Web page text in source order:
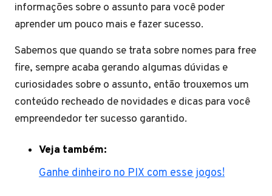
informações sobre o assunto para você poder
aprender um pouco mais e fazer sucesso.
Sabemos que quando se trata sobre nomes para free
fire, sempre acaba gerando algumas dúvidas e
curiosidades sobre o assunto, então trouxemos um
conteúdo recheado de novidades e dicas para você
empreendedor ter sucesso garantido.
Veja também:
Ganhe dinheiro no PIX com esse jogos!